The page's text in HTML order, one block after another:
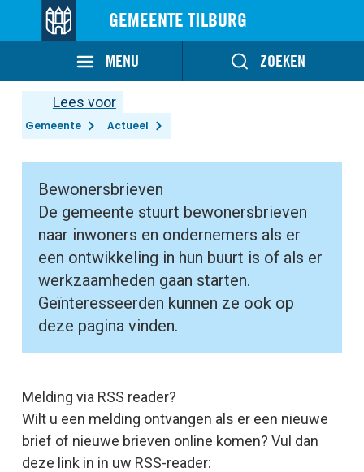
GEMEENTE TILBURG
MENU ZOEKEN
Gemeente Actueel
Lees voor
Bewonersbrieven
De gemeente stuurt bewonersbrieven
naar inwoners en ondernemers als er
een ontwikkeling in hun buurt is of als er
werkzaamheden gaan starten.
Geïnteresseerden kunnen ze ook op
deze pagina vinden.
Melding via RSS reader?
Wilt u een melding ontvangen als er een nieuwe
brief of nieuwe brieven online komen? Vul dan
deze link in in uw RSS-reader: